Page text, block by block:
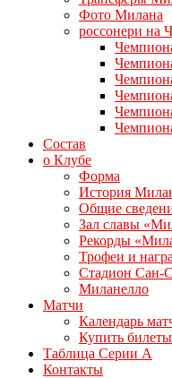
Фото Милана
россонери на
Состав
о Клубе
Форма
История
Общие
Зал славы
Рекорды
Трофеи и
Стадион Сан-
Миланелло
Матчи
Календарь
Купить
Таблица Серии А
Контакты